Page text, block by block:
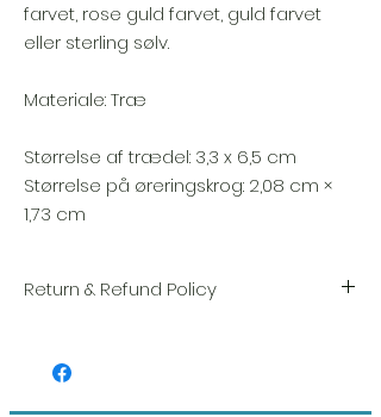
farvet, rose guld farvet, guld farvet
eller sterling sølv.
Materiale: Træ
Størrelse af trædel: 3,3 x 6,5 cm
Størrelse på øreringskrog: 2,08 cm ×
1,73 cm
Return & Refund Policy
vores højeste prioritet, og vi inspicerer altid